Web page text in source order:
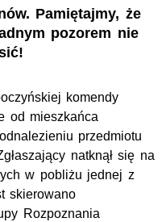
Pamiętajmy, że
pozorem nie
komendy
od mieszkańca
przedmiotu
natknął się na
w pobliżu jednej z
skierowano
Rozpoznania